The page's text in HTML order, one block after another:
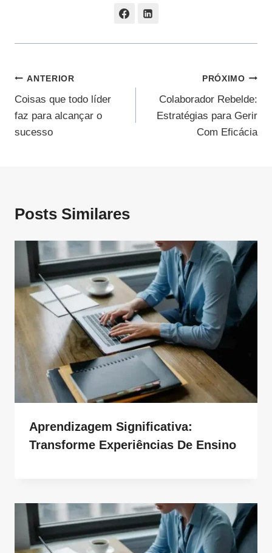
Navegação
De
Post
ANTERIOR
Coisas que todo líder
faz para alcançar o
sucesso
PRÓXIMO
Colaborador Rebelde:
Estratégias para Gerir
Com Eficácia
Posts Similares
Aprendizagem Significativa:
Transforme Experiências De Ensino